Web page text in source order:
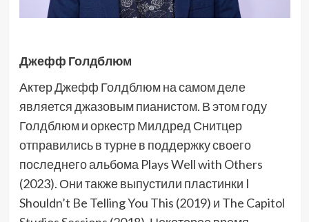
Джефф Голдблюм
Актер Джефф Голдблюм на самом деле
является джазовым пианистом. В этом году
Голдблюм и оркестр Милдред Снитцер
отправились в турне в поддержку своего
последнего альбома Plays Well with Others
(2023). Они также выпустили пластинки I
Shouldn’t Be Telling You This (2019) и The Capitol